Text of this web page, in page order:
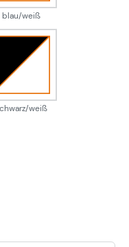
blau/weiß
weiß